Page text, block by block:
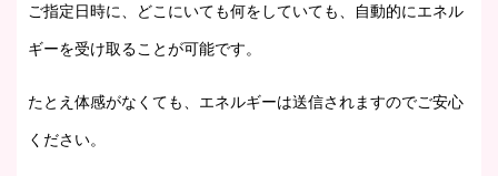
ご指定日時に、どこにいても何をしていても、自動的にエネル
ギーを受け取ることが可能です。
たとえ体感がなくても、エネルギーは送信されますのでご安心
ください。